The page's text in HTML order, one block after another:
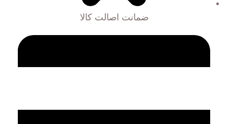
ضمانت اصالت کالا